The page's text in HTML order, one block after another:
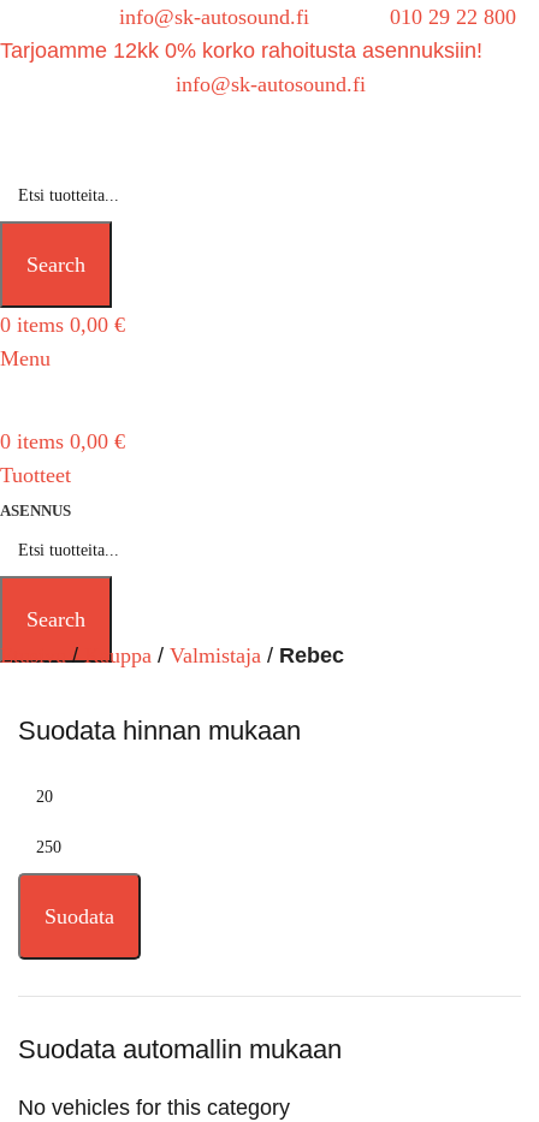
info@sk-autosound.fi
010 29 22 800
Tarjoamme 12kk 0% korko rahoitusta asennuksiin!
info@sk-autosound.fi
Search
0 items 0,00 €
Menu
0 items 0,00 €
Tuotteet
ASENNUS
Search
Etusivu
Kauppa Valmistaja Rebec
Suodata hinnan mukaan
Suodata
Suodata automallin mukaan
No vehicles for this category